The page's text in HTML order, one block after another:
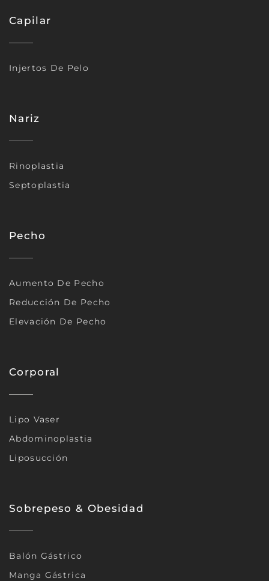
Capilar
Injertos De Pelo
Nariz
Rinoplastia
Septoplastia
Pecho
Aumento De Pecho
Reducción De Pecho
Elevación De Pecho
Corporal
Lipo Vaser
Abdominoplastia
Liposucción
Sobrepeso & Obesidad
Balón Gástrico
Manga Gástrica